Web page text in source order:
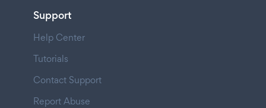
Support
Help Center
Tutorials
Contact Support
Report Abuse